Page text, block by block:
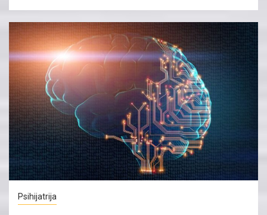
Psihijatrija